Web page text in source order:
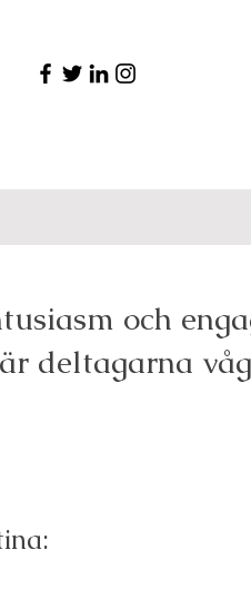
och
deltagarna